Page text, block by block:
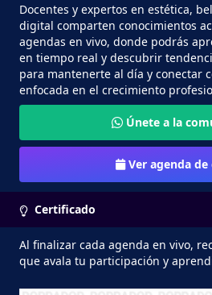
Docentes y expertos en estética,
digital comparten conocimientos
agendas en vivo, donde podrás
en tiempo real y descubrir
para mantenerte al día y conectar
enfocada en el crecimiento
Únete a la
Ver agenda de
Certificado
Al finalizar cada agenda en vivo,
que avala tu participación y